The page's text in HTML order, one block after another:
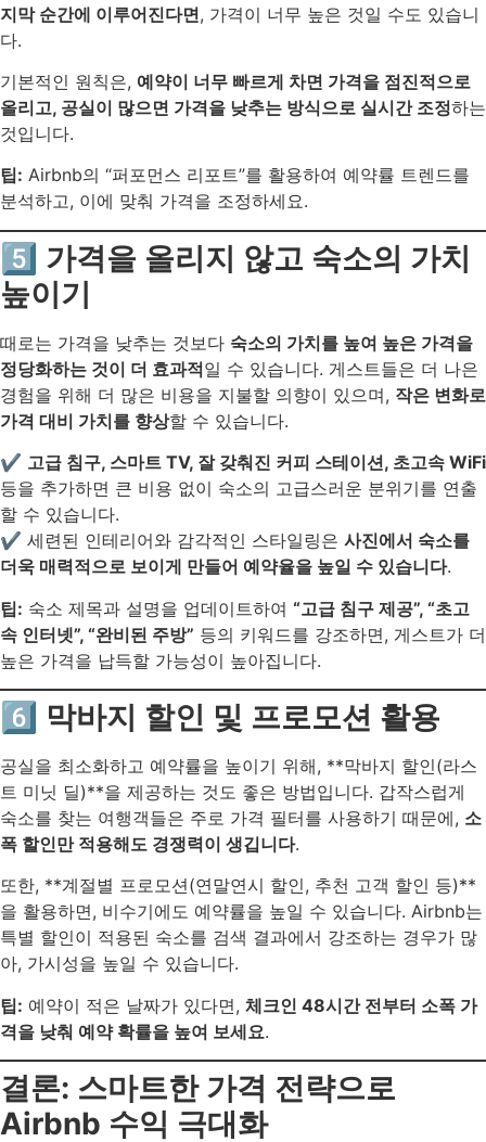
지막 순간에 이루어진다면, 가격이 너무 높은 것일 수도 있습니
다.
기본적인 원칙은, 예약이 너무 빠르게 차면 가격을 점진적으로
올리고, 공실이 많으면 가격을 낮추는 방식으로 실시간 조정하는
것입니다.
팁: Airbnb의 “퍼포먼스 리포트”를 활용하여 예약률 트렌드를
분석하고, 이에 맞춰 가격을 조정하세요.
5️⃣ 가격을 올리지 않고 숙소의 가치
높이기
때로는 가격을 낮추는 것보다 숙소의 가치를 높여 높은 가격을
정당화하는 것이 더 효과적일 수 있습니다. 게스트들은 더 나은
경험을 위해 더 많은 비용을 지불할 의향이 있으며, 작은 변화로
가격 대비 가치를 향상할 수 있습니다.
✔ 고급 침구, 스마트 TV, 잘 갖춰진 커피 스테이션, 초고속 WiFi
등을 추가하면 큰 비용 없이 숙소의 고급스러운 분위기를 연출
할 수 있습니다.
✔ 세련된 인테리어와 감각적인 스타일링은 사진에서 숙소를
더욱 매력적으로 보이게 만들어 예약율을 높일 수 있습니다.
팁: 숙소 제목과 설명을 업데이트하여 “고급 침구 제공”, “초고
속 인터넷”, “완비된 주방” 등의 키워드를 강조하면, 게스트가 더
높은 가격을 납득할 가능성이 높아집니다.
6️⃣ 막바지 할인 및 프로모션 활용
공실을 최소화하고 예약률을 높이기 위해, **막바지 할인(라스
트 미닛 딜)**을 제공하는 것도 좋은 방법입니다. 갑작스럽게
숙소를 찾는 여행객들은 주로 가격 필터를 사용하기 때문에, 소
폭 할인만 적용해도 경쟁력이 생깁니다.
또한, **계절별 프로모션(연말연시 할인, 추천 고객 할인 등)**
을 활용하면, 비수기에도 예약률을 높일 수 있습니다. Airbnb는
특별 할인이 적용된 숙소를 검색 결과에서 강조하는 경우가 많
아, 가시성을 높일 수 있습니다.
팁: 예약이 적은 날짜가 있다면, 체크인 48시간 전부터 소폭 가
격을 낮춰 예약 확률을 높여 보세요.
결론: 스마트한 가격 전략으로
Airbnb 수익 극대화